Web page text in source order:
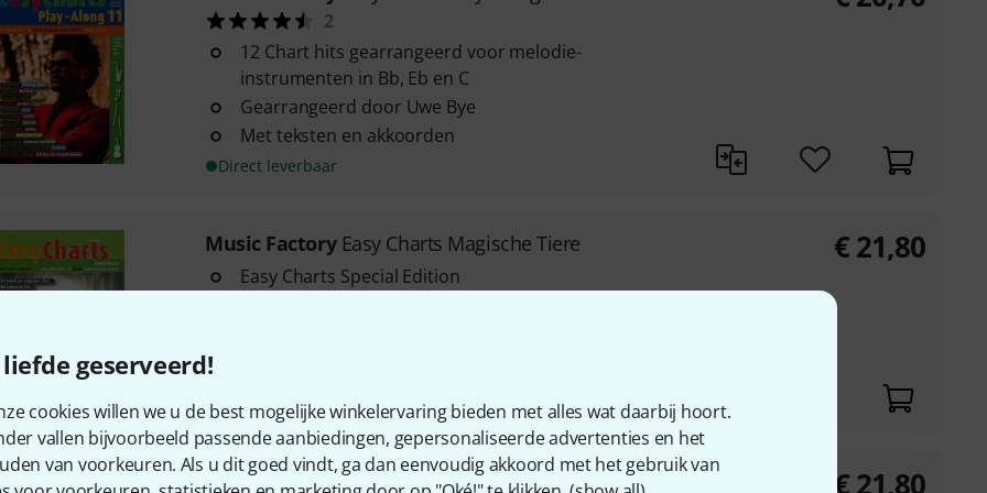
geserveerd!
cookies willen we u de best mogelijke winkelervaring bieden met alles wat daarbij hoort.
vallen bijvoorbeeld passende aanbiedingen, gepersonaliseerde advertenties en het
van voorkeuren. Als u dit goed vindt, ga dan eenvoudig akkoord met het gebruik van
2
12 Chart hits gearrangeerd voor melodie-
instrumenten in Bb, Eb en C
Gearrangeerd door Uwe Bye
Met teksten en akkoorden
Direct leverbaar
Music Factory Easy Charts Magische Tiere
Easy Charts Special Edition
Direct leverbaar
€ 21,80
Music Factory Easy Charts Play-Along 12 € 21,80